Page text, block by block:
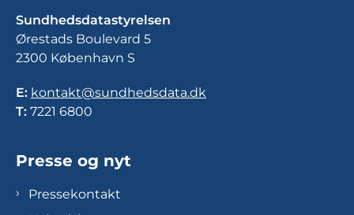
Sundhedsdatastyrelsen
Ørestads Boulevard 5
2300 København S
E: kontakt@sundhedsdata.dk
T: 7221 6800
Presse og nyt
Pressekontakt